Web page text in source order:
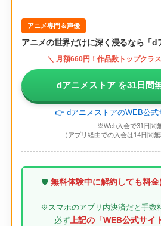
アニメ専門＆声優
アニメの世界だけに深く浸るなら「d
＼ 月額660円！作品数トップクラ
dアニメストア を31日間
👉 dアニメストアのWEB公式
※Web入会で31日間
（アプリ経由での入会は14日間無
🛡️ 無料体験中に解約しても料金
※スマホのアプリ内決済だと手数
必ず上記の「WEB公式サイ